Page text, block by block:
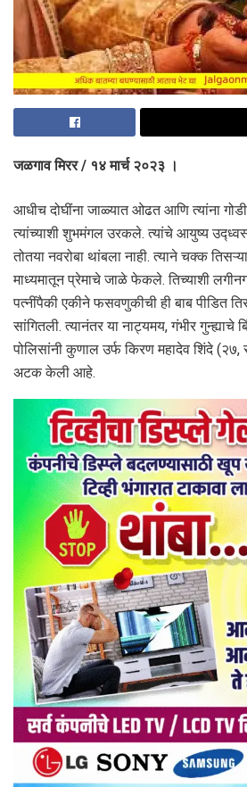
जळगाव मिरर / १४ मार्च २०२३ ।
आधीच दोघींना जाळ्यात ओढत आणि त्यांना
त्यांच्याशी शुभमंगल उरकले. त्यांचे आयुष्य
तोतया नवरोबा थांबला नाही. त्याने चक्क
माध्यमातून प्रेमाचे जाळे फेकले. तिच्याशी
पत्नींपैकी एकीने फसवणुकीची ही बाब पीडित
सांगितली. त्यानंतर या नाट्यमय, गंभीर
पोलिसांनी कुणाल उर्फ किरण महादेव शिंदे (२७,
अटक केली आहे.